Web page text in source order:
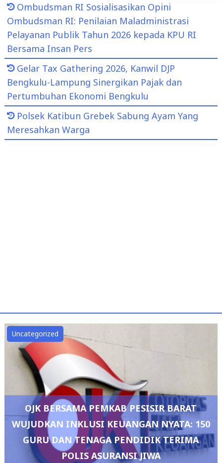
Ombudsman RI Sosialisasikan Opini
Ombudsman RI: Penilaian Maladministrasi
Pelayanan Publik Tahun 2026 kepada KPU RI
Bersama Insan Pers
Gelar Tax Gathering 2026, Kanwil DJP
Bengkulu-Lampung Sinergikan Pajak dan
Pertumbuhan Ekonomi Bengkulu
Polsek Katibun Grebek Sabung Ayam Yang
Meresahkan Warga
Uncategorized
OJK BERSAMA PEMKAB PESISIR BARAT
WUJUDKAN INKLUSI KEUANGAN NYATA: 150
GURU DAN TENAGA PENDIDIK TERIMA
POLIS ASURANSI JIWA